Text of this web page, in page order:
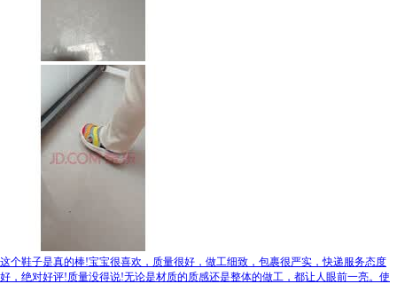
这个鞋子是真的棒!宝宝很喜欢，质量很好，做工细致，包裹很严实，快递服务态度
好，绝对好评!质量没得说!无论是材质的质感还是整体的做工，都让人眼前一亮。使